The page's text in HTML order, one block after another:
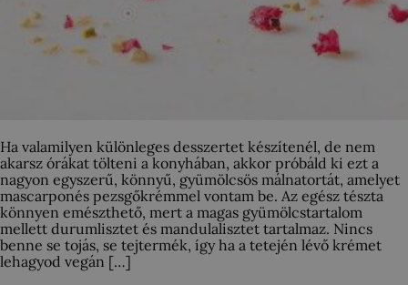
Ha valamilyen különleges desszertet készítenél, de nem
akarsz órákat tölteni a konyhában, akkor próbáld ki ezt a
nagyon egyszerű, könnyű, gyümölcsös málnatortát, amelyet
mascarponés pezsgőkrémmel vontam be. Az egész tészta
könnyen emészthető, mert a magas gyümölcstartalom
mellett durumlisztet és mandulalisztet tartalmaz. Nincs
benne se tojás, se tejtermék, így ha a tetején lévő krémet
lehagyod vegán […]